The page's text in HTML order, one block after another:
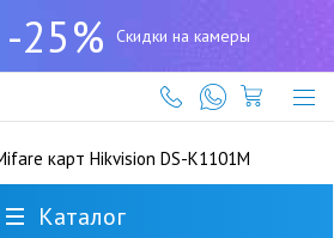
-25% Скидки на камеры
(727)
317-
61-
61
карт Hikvision DS-K1101M
Каталог